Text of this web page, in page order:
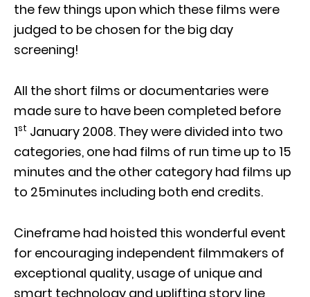
the few things upon which these films were
judged to be chosen for the big day
screening!
All the short films or documentaries were
made sure to have been completed before
1st January 2008. They were divided into two
categories, one had films of run time up to 15
minutes and the other category had films up
to 25minutes including both end credits.
Cineframe had hoisted this wonderful event
for encouraging independent filmmakers of
exceptional quality, usage of unique and
smart technology and uplifting story line